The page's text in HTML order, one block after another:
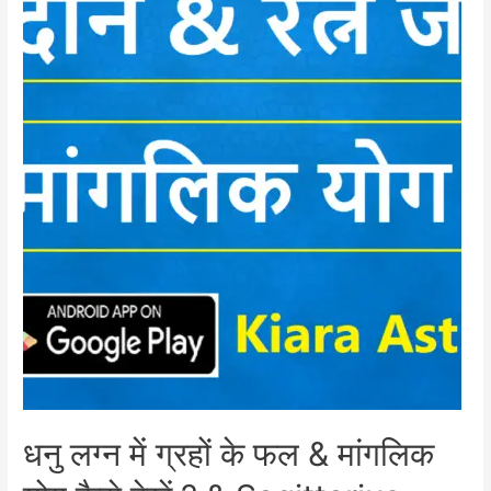
धनु लग्न में ग्रहों के फल & मांगलिक